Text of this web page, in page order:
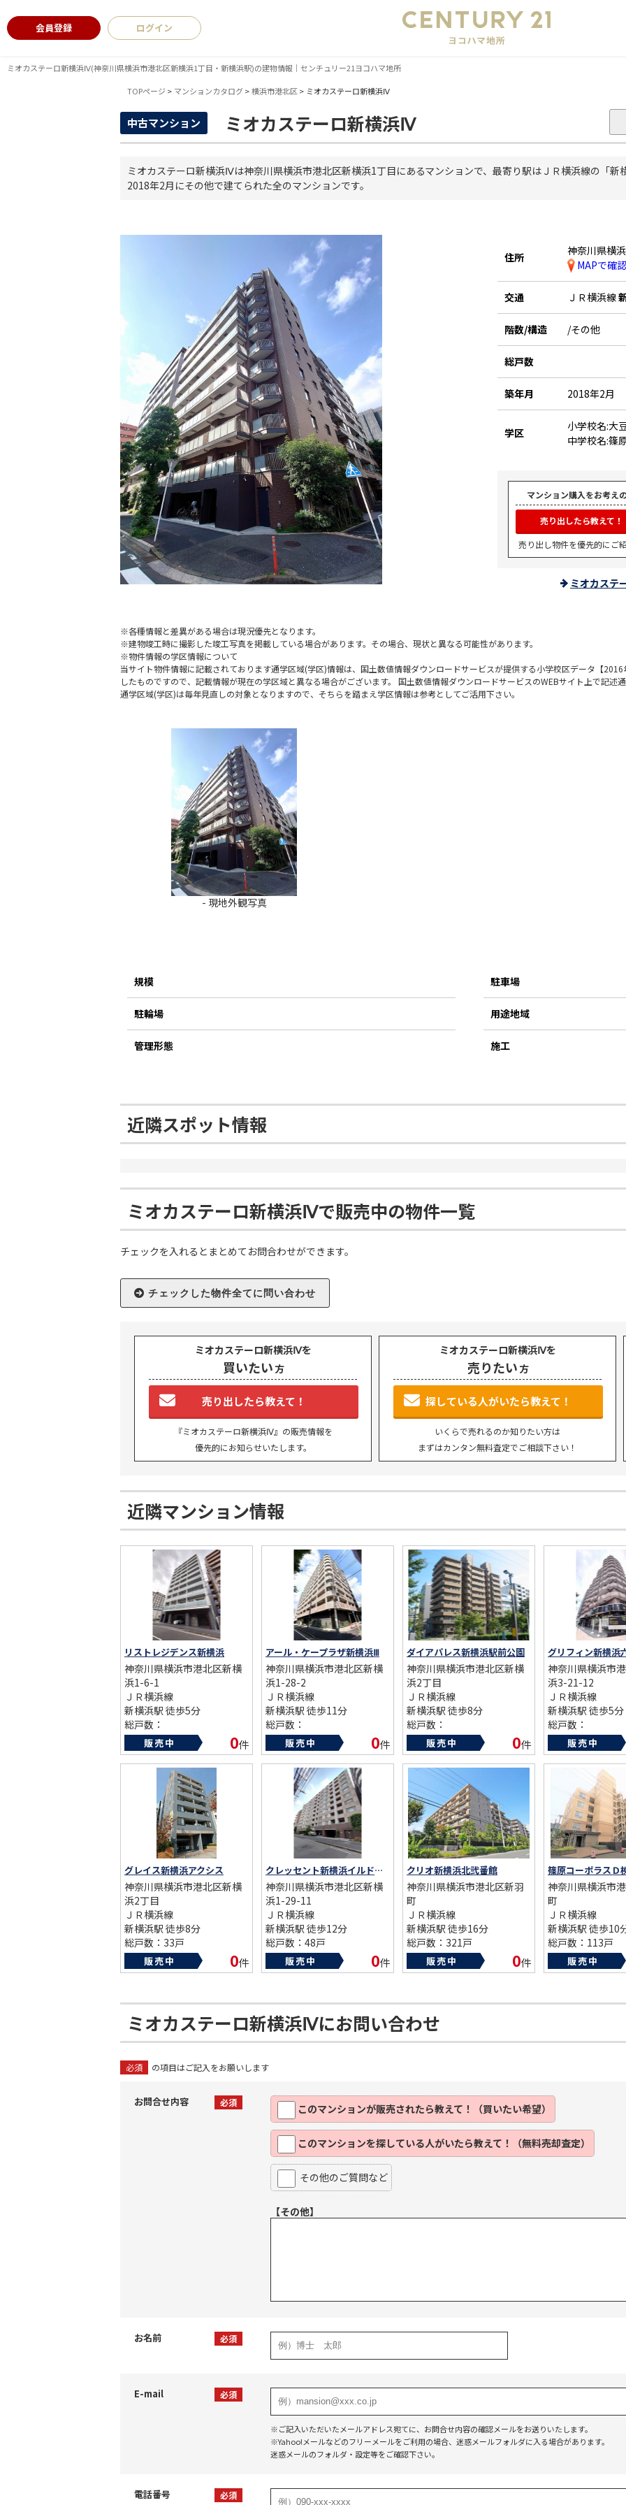
ミオカステーロ新横浜Ⅳ(神奈川県横浜市港北区新横浜1丁目・新横浜駅)の建物情報｜センチュリー21ヨコハマ地所
会員登録 ログイン
トップページ
SEARCH
新横浜のマン
BUY
買いたい
SALE
売りたい
不動産相続 会社概要
STAFF
スタッフ紹介
RECRUIT
採用情報
CONTACT
お問い合わせ
TOPページ > マンションカタログ>横浜市港北区> ミオカステーロ新横浜Ⅳ
中古マンション ミオカステーロ新横浜Ⅳ
ミオカステーロ新横浜Ⅳは神奈川県横浜市港北区新横浜1丁目にあるマンションで、最寄り駅はＪＲ横浜線の「新
2018年2月にその他で建てられた全のマンションです。
住所
神奈川県横
MAPで確認
交通 ＪＲ横浜線
階数/構造 /その他
総戸数
築年月 2018年2月
学区
小学校名:大
中学校名:篠
マンション購入をお考え
売り出したら教えて！
売り出し物件を優先的にご
ミオカステ
※各種情報と差異がある場合は現況優先となります。
※建物竣工時に撮影した竣工写真を掲載している場合があります。その場合、現状と異なる可能性があります。
※物件情報の学区情報について
当サイト物件情報に記載されております通学区域(学区)情報は、国土数値情報ダウンロードサービスが提供する小学校区データ【
したものですので、記載情報が現在の学区域と異なる場合がございます。 国土数値情報ダウンロードサービスのWEBサイト上で記述
通学区域(学区)は毎年見直しの対象となりますので、そちらを踏まえ学区情報は参考としてご活用下さい。
- 現地外観写真
規模
駐輪場
管理形態
駐車場
用途地域
施工
近隣スポット情報
ミオカステーロ新横浜Ⅳで販売中の物件一覧
チェックを入れるとまとめてお問合わせができます。
ミオカステーロ新横浜Ⅳを
買いたい 方
売り出したら教えて！
『ミオカステーロ新横浜Ⅳ』の販売情報を
優先的にお知らせいたします。
ミオカステーロ新横浜Ⅳを
売りたい 方
探している人がいたら教えて！
いくらで売れるのか知りたい方は
まずはカンタン無料査定でご相談下さい！
近隣マンション情報
リストレジデンス新横浜
神奈川県横浜市港北区新横
浜1-6-1
ＪＲ横浜線
新横浜駅 徒歩5分
総戸数：
築年数：2012年
販売中 0件
アール・ケープラザ新横浜Ⅲ
神奈川県横浜市港北区新横
浜1-28-2
ＪＲ横浜線
新横浜駅 徒歩11分
総戸数：
築年数：2006年
販売中 0件
ダイアパレス新横浜駅前公園
神奈川県横浜市港北区新横
浜2丁目
ＪＲ横浜線
新横浜駅 徒歩8分
総戸数：
築年数：1998年
販売中 0件
グリフィン新横浜
神奈川県横浜市
浜3-21-12
ＪＲ横浜線
新横浜駅 徒歩5分
総戸数：
築年数：2004年
販売中
グレイス新横浜アクシス
神奈川県横浜市港北区新横
浜2丁目
ＪＲ横浜線
新横浜駅 徒歩8分
総戸数：33戸
築年数：2003年
販売中 0件
クレッセント新横浜イルドマーニ
神奈川県横浜市港北区新横
浜1-29-11
ＪＲ横浜線
新横浜駅 徒歩12分
総戸数：48戸
築年数：2002年
販売中 0件
クリオ新横浜北弐番館
神奈川県横浜市港北区新羽
町
ＪＲ横浜線
新横浜駅 徒歩16分
総戸数：321戸
築年数：1998年
販売中 0件
篠原コーポラスＤ
神奈川県横浜市
町
ＪＲ横浜線
新横浜駅 徒歩10
総戸数：113戸
築年数：1976年
販売中
ミオカステーロ新横浜Ⅳにお問い合わせ
必須 の項目はご記入をお願いします
お問合せ内容 必須 このマンションが販売されたら教えて！（買いたい希望）
このマンションを探している人がいたら教えて！（無料売却査定）
その他のご質問など
【その他】
お名前 必須
E-mail 必須
※ご記入いただいたメールアドレス宛てに、お問合せ内容の確認メールをお送りいたします。
※Yahoo!メールなどのフリーメールをご利用の場合、迷惑メールフォルダに入る場合があります。
迷惑メールのフォルダ・設定等をご確認下さい。
電話番号 必須